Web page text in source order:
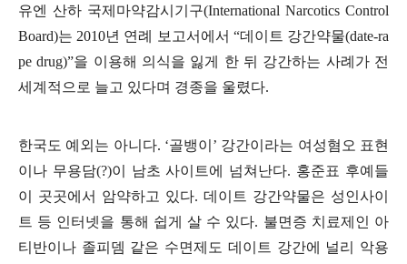
유엔 산하 국제마약감시기구(International Narcotics Control
Board)는 2010년 연례 보고서에서 “데이트 강간약물(date-ra
pe drug)”을 이용해 의식을 잃게 한 뒤 강간하는 사례가 전
세계적으로 늘고 있다며 경종을 울렸다.
한국도 예외는 아니다. ‘골뱅이’ 강간이라는 여성혐오 표현
이나 무용담(?)이 남초 사이트에 넘쳐난다. 홍준표 후예들
이 곳곳에서 암약하고 있다. 데이트 강간약물은 성인사이
트 등 인터넷을 통해 쉽게 살 수 있다. 불면증 치료제인 아
티반이나 졸피뎀 같은 수면제도 데이트 강간에 널리 악용